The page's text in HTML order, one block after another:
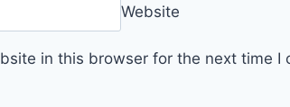
Website
in this browser for the next time I